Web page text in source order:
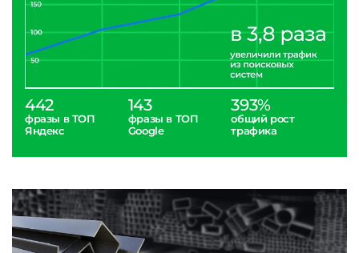
442
фразы в ТОП
Яндекс
143
фразы в ТОП
Google
393%
общий рост
трафика